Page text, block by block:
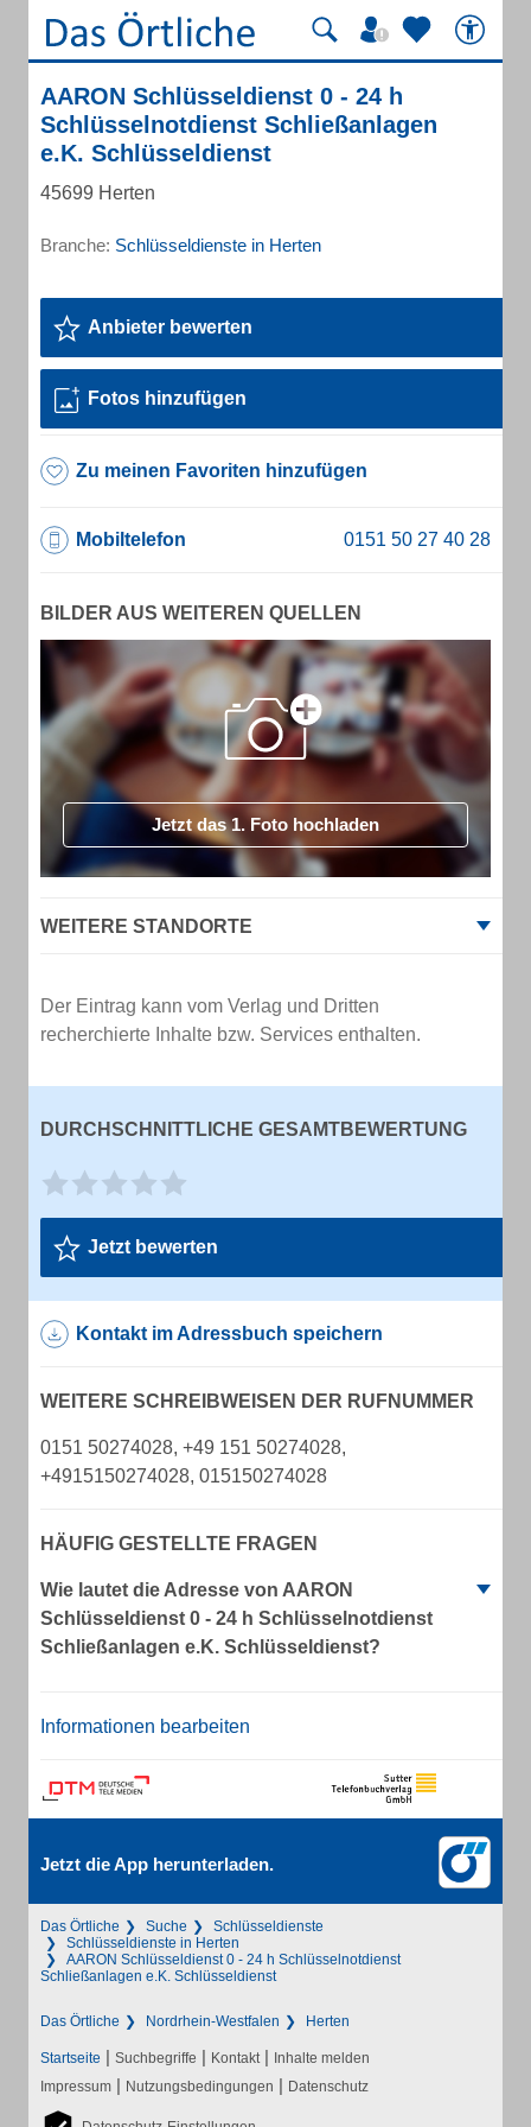
AARON Schlüsseldienst 0 - 24 h
Schlüsselnotdienst Schließanlagen
e.K. Schlüsseldienst
45699 Herten
Branche: Schlüsseldienste in Herten
Anbieter bewerten
Fotos hinzufügen
Zu meinen Favoriten hinzufügen
Mobiltelefon
BILDER AUS WEITEREN QUELLEN
Jetzt das 1. Foto hochladen
WEITERE STANDORTE
Der Eintrag kann vom Verlag und Dritten
recherchierte Inhalte bzw. Services enthalten.
DURCHSCHNITTLICHE GESAMTBEWERTUNG
Jetzt bewerten
Kontakt im Adressbuch speichern
WEITERE SCHREIBWEISEN DER RUFNUMMER
0151 50274028, +49 151 50274028,
+4915150274028, 015150274028
HÄUFIG GESTELLTE FRAGEN
Wie lautet die Adresse von AARON
Schlüsseldienst 0 - 24 h Schlüsselnotdienst
Schließanlagen e.K. Schlüsseldienst?
Informationen bearbeiten
Jetzt die App herunterladen.
Das Örtliche Suche
Schlüsseldienste
Schlüsseldienste in Herten
AARON Schlüsseldienst 0 - 24 h Schlüsselnotdienst
Schließanlagen e.K. Schlüsseldienst
Das Örtliche Nordrhein-Westfalen Herten
Startseite | Suchbegriffe | Kontakt | Inhalte melden
Impressum | Nutzungsbedingungen | Datenschutz